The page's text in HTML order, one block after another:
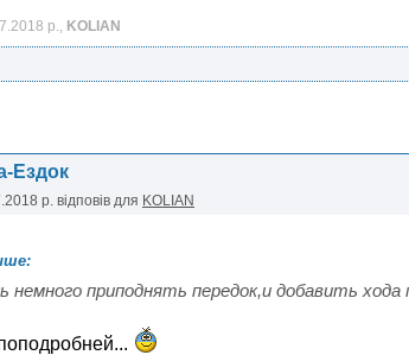
р., KOLIAN
Ездок
р. відповів для KOLIAN
немного приподнять передок,и добавить хода